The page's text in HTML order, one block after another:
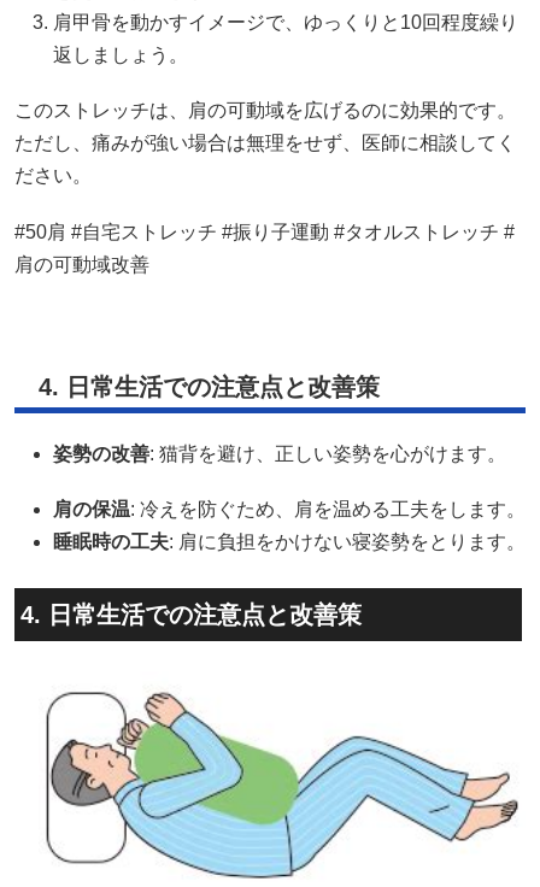
肩甲骨を動かすイメージで、ゆっくりと10回程度繰り
返しましょう。
このストレッチは、肩の可動域を広げるのに効果的です。
ただし、痛みが強い場合は無理をせず、医師に相談してく
ださい。
#50肩 #自宅ストレッチ #振り子運動 #タオルストレッチ #
肩の可動域改善
4. 日常生活での注意点と改善策
姿勢の改善: 猫背を避け、正しい姿勢を心がけます。
肩の保温: 冷えを防ぐため、肩を温める工夫をします。
睡眠時の工夫: 肩に負担をかけない寝姿勢をとります。
4. 日常生活での注意点と改善策